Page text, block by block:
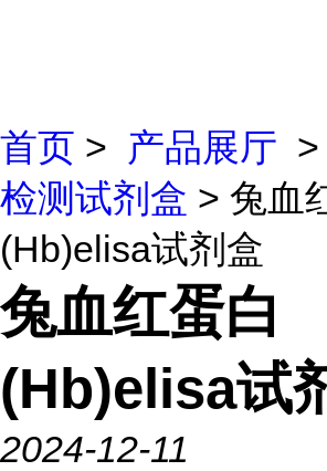
首页 > 产品展厅 >
检测试剂盒 > 兔血
(Hb)elisa试剂盒
兔血红蛋白
(Hb)elisa试
2024-12-11